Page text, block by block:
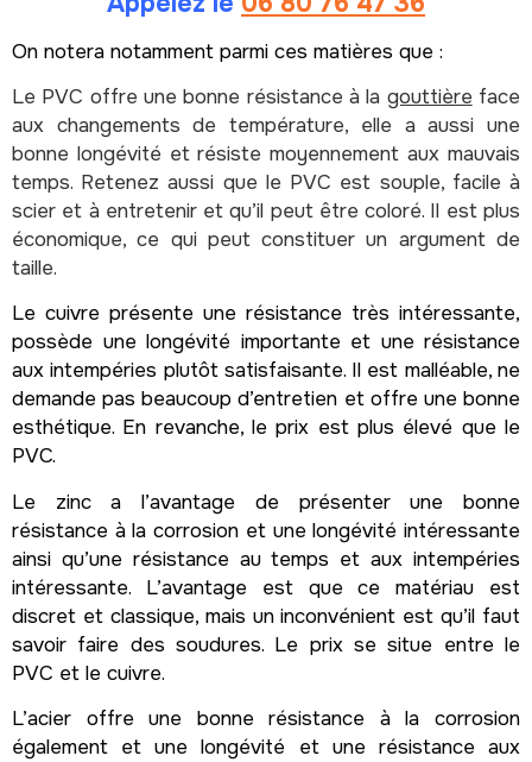
On notera notamment parmi ces matières que :
Le PVC offre une bonne résistance à la gouttière face
aux changements de température, elle a aussi une
bonne longévité et résiste moyennement aux mauvais
temps. Retenez aussi que le PVC est souple, facile à
scier et à entretenir et qu’il peut être coloré. Il est plus
économique, ce qui peut constituer un argument de
taille.
Le cuivre présente une résistance très intéressante,
possède une longévité importante et une résistance
aux intempéries plutôt satisfaisante. Il est malléable, ne
demande pas beaucoup d’entretien et offre une bonne
esthétique. En revanche, le prix est plus élevé que le
PVC.
Le zinc a l’avantage de présenter une bonne
résistance à la corrosion et une longévité intéressante
ainsi qu’une résistance au temps et aux intempéries
intéressante. L’avantage est que ce matériau est
discret et classique, mais un inconvénient est qu’il faut
savoir faire des soudures. Le prix se situe entre le
PVC et le cuivre.
L’acier offre une bonne résistance à la corrosion
également et une longévité et une résistance aux